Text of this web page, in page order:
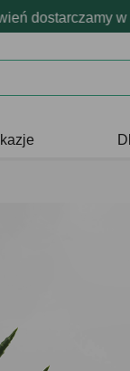
dostarczamy w 24h
produktów
- zawsze udane